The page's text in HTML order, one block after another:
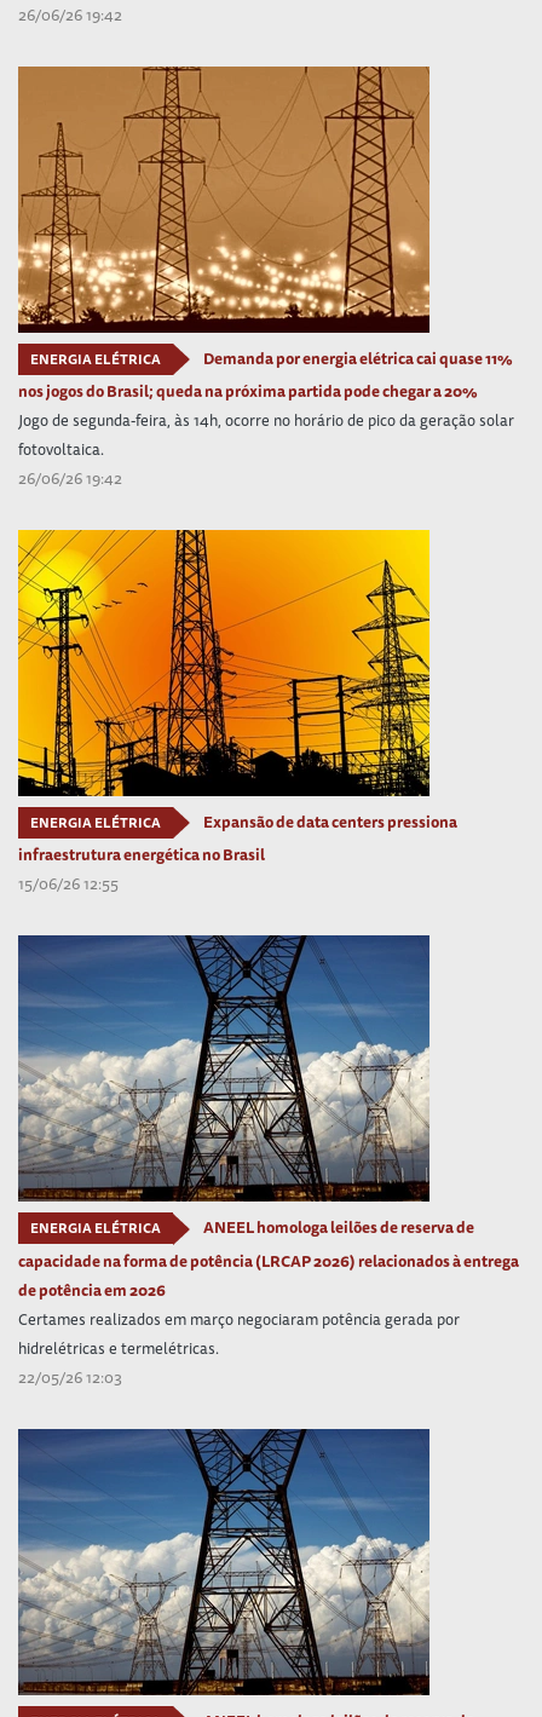
26/06/26 19:42
ENERGIA ELÉTRICA
Demanda por energia elétrica cai quase 11%
nos jogos do Brasil; queda na próxima partida pode chegar a 20%
Jogo de segunda-feira, às 14h, ocorre no horário de pico da geração solar
fotovoltaica.
26/06/26 19:42
ENERGIA ELÉTRICA
Expansão de data centers pressiona
infraestrutura energética no Brasil
15/06/26 12:55
ENERGIA ELÉTRICA
ANEEL homologa leilões de reserva de
capacidade na forma de potência (LRCAP 2026) relacionados à entrega
de potência em 2026
Certames realizados em março negociaram potência gerada por
hidrelétricas e termelétricas.
22/05/26 12:03